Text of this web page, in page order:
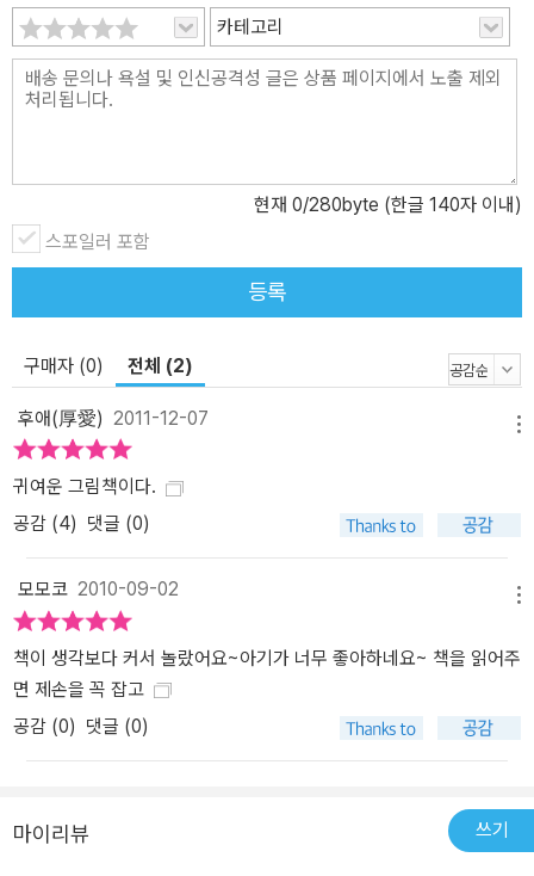
꺼이 나눠 준 못난이 곰의 용기 있는 행동은 매우 감동적이다. 요즘 아
이들이 이기적이고 자기중심적이라고 하는데, 이 책은 내가 가진 소
중한 것을 나누었을 때 진정한 행복을 느끼고 삶의 기쁨을 느낄 수 있
음을 우리 아이들에게 조용히 일깨운다. 못난이 곰과 왕자 곰의 행복
번 받지 못한 채 쓸쓸히 외롭게 지내고 있다. 또 다른 한 마리는 말끔
하고 금빛 왕관도 쓴 왕자 곰이다. 다른 장난감의 부러움을 받으며 항
상 우쭐댄다. 크리스마스 전날 한 여자 아이는 왕자 곰을 사서 으리으
리한 집으로 데리고 갔다. 한 남자 아이는 돈이 모자라 못난이 곰을 품
에 안고 집으로 갔다. 이 두 곰의 행복과 불행이 시작 되었다. 못난이
곰은 아이의 엄마 덕으로 손질 되어져 새로운 삶을 시작하였다. 남자
아이의 곁에서 늘 함께하며 즐거운 시간을 보냈다. 함께 할 수 있는 친
구가 생긴다는 건 행복한 시간이었다. 한편 왕자 곰은 최고로 좋은 자
리에서 왕 같은 대접을 받았다. 하지만 시간이 흐르면서 상황은 변했
다. 여자 아이는 왕자 곰을 잊어버렸다. 이제 왕자 곰은 강아지가 물고
다니는 불행한 신세가 되었다. 일 년이 지나 다시 크리스마스가 되어
두 곰은 다시 만나게 되었다. 못난이 곰은 남자 아이의 가방 안에서 왕
곰은 망설이다가 과거 외롭고 쓸쓸했던 자신의 모습이 떠올라 왕자
곰을 도와주게 된다. 못난이 곰의 의리 있는 행동은 친구가 되는 것은
있고 없음이 아니었다.
카테고리
현재 0/280byte (한글 140자 이내)
스포일러 포함
등록
구매자 (0) 전체 (2)
후애(厚愛) 2011-12-07
귀여운 그림책이다.
공감 (4) 댓글 (0)
모모코 2010-09-02
책이 생각보다 커서 놀랐어요~아기가 너무 좋아하네요~ 책을 읽어주
면 제손을 꼭 잡고
공감 (0) 댓글 (0)
마이리뷰 쓰기